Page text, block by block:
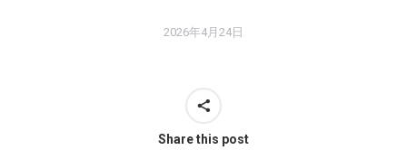
2026年4月24日
Share this post